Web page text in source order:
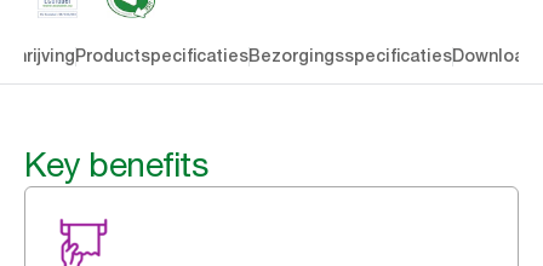
ProductspecificatiesBezorgingsspecificaties
Key benefits